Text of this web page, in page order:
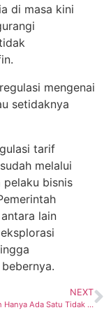
di masa kini
mengenai
setidaknya
tarif
melalui
pelaku bisnis
lain
NEXT
YLKI Tegaskan Hanya Ada Satu Tidak Punya Cabang Lain